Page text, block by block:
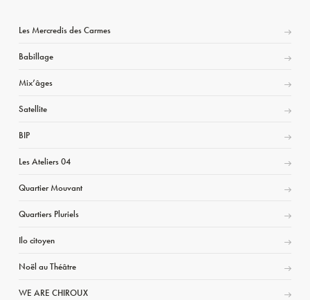
Les Mercredis des Carmes
Babillage
Mix’âges
Satellite
BIP
Les Ateliers 04
Quartier Mouvant
Quartiers Pluriels
Ilo citoyen
Noël au Théâtre
WE ARE CHIROUX